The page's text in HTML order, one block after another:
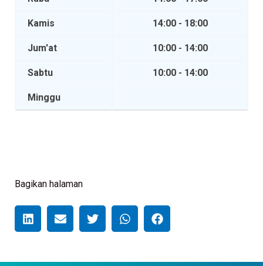
Kamis 14:00 - 18:00
Jum'at 10:00 - 14:00
Sabtu 10:00 - 14:00
Minggu
Bagikan halaman